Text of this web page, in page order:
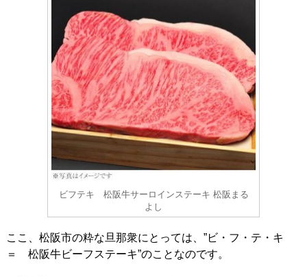
ビフテキ 松阪牛サーロインステーキ 松阪まる
よし
ここ、松阪市の粋な旦那衆にとっては、”ビ・フ・テ・キ
＝ 松阪牛ビーフステーキ”のことなのです。